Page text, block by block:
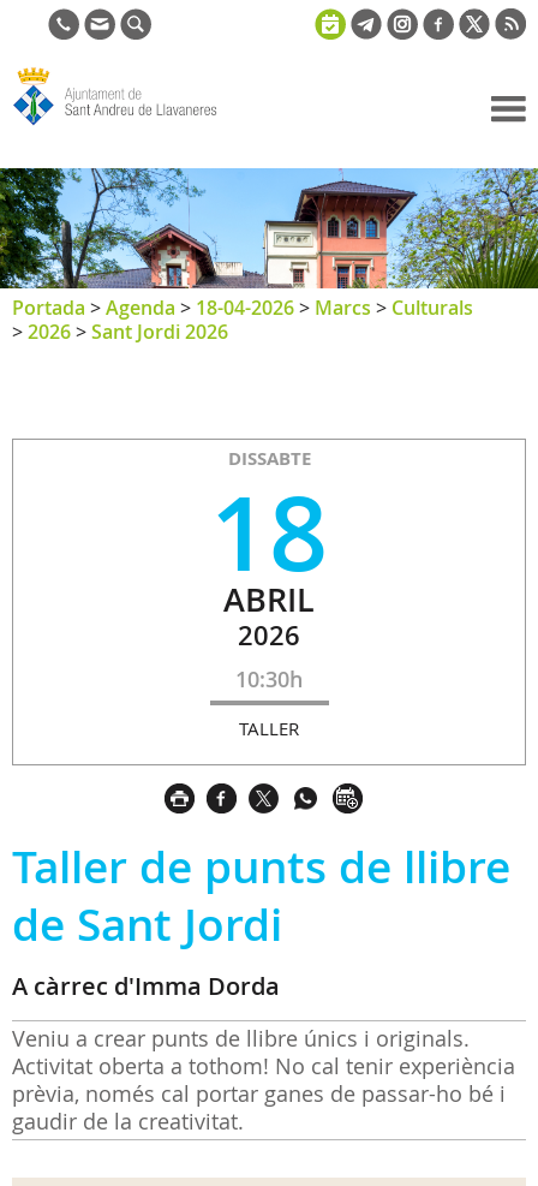
de Sant
Andreu de
Llavaneres
Portada >Agenda > 18-04-2026> Marcs > Culturals
>2026>Sant Jordi 2026
DISSABTE
18
ABRIL
2026
10:30h
TALLER
Taller de punts de llibre
de Sant Jordi
A càrrec d'Imma Dorda
Veniu a crear punts de llibre únics i originals.
Activitat oberta a tothom! No cal tenir experiència
prèvia, només cal portar ganes de passar-ho bé i
gaudir de la creativitat.